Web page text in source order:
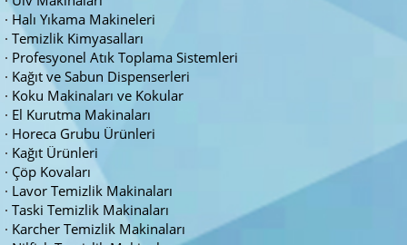
Halı Yıkama Makineleri
Temizlik Kimyasalları
Profesyonel Atık Toplama Sistemleri
Kağıt ve Sabun Dispenserleri
Koku Makinaları ve Kokular
El Kurutma Makinaları
Horeca Grubu Ürünleri
Kağıt Ürünleri
Çöp Kovaları
Lavor Temizlik Makinaları
Taski Temizlik Makinaları
Karcher Temizlik Makinaları